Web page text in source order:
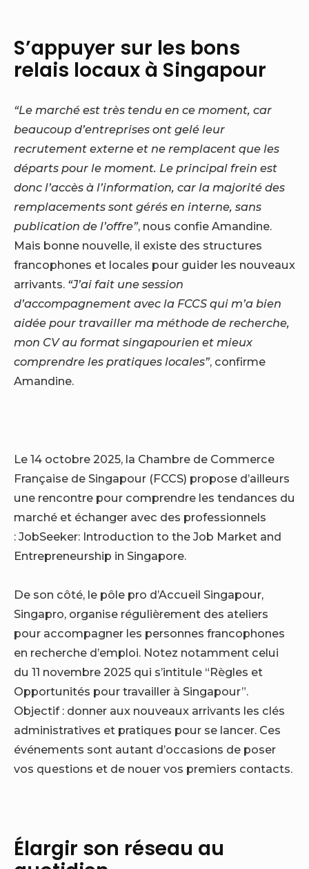
S’appuyer sur les bons
relais locaux à Singapour
“Le marché est très tendu en ce moment, car
beaucoup d’entreprises ont gelé leur
recrutement externe et ne remplacent que les
départs pour le moment. Le principal frein est
donc l’accès à l’information, car la majorité des
remplacements sont gérés en interne, sans
publication de l’offre”, nous confie Amandine.
Mais bonne nouvelle, il existe des structures
francophones et locales pour guider les nouveaux
arrivants. “J’ai fait une session
d’accompagnement avec la FCCS qui m’a bien
aidée pour travailler ma méthode de recherche,
mon CV au format singapourien et mieux
comprendre les pratiques locales”, confirme
Amandine.
Le 14 octobre 2025, la Chambre de Commerce
Française de Singapour (FCCS) propose d’ailleurs
une rencontre pour comprendre les tendances du
marché et échanger avec des professionnels
: JobSeeker: Introduction to the Job Market and
Entrepreneurship in Singapore.
De son côté, le pôle pro d’Accueil Singapour,
Singapro, organise régulièrement des ateliers
pour accompagner les personnes francophones
en recherche d’emploi. Notez notamment celui
du 11 novembre 2025 qui s’intitule “Règles et
Opportunités pour travailler à Singapour”.
Objectif : donner aux nouveaux arrivants les clés
administratives et pratiques pour se lancer. Ces
événements sont autant d’occasions de poser
vos questions et de nouer vos premiers contacts.
Élargir son réseau au